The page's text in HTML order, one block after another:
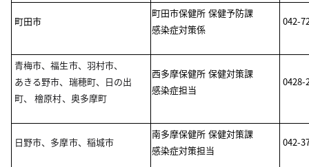
町田市
町田市保健所 保健予防課
感染症対策係
042-
青梅市、福生市、羽村市、
あきる野市、瑞穂町、日の出
町、 檜原村、奥多摩町
西多摩保健所 保健対策課
感染症担当
0428-
日野市、多摩市、稲城市
南多摩保健所 保健対策課
感染症対策担当
042-